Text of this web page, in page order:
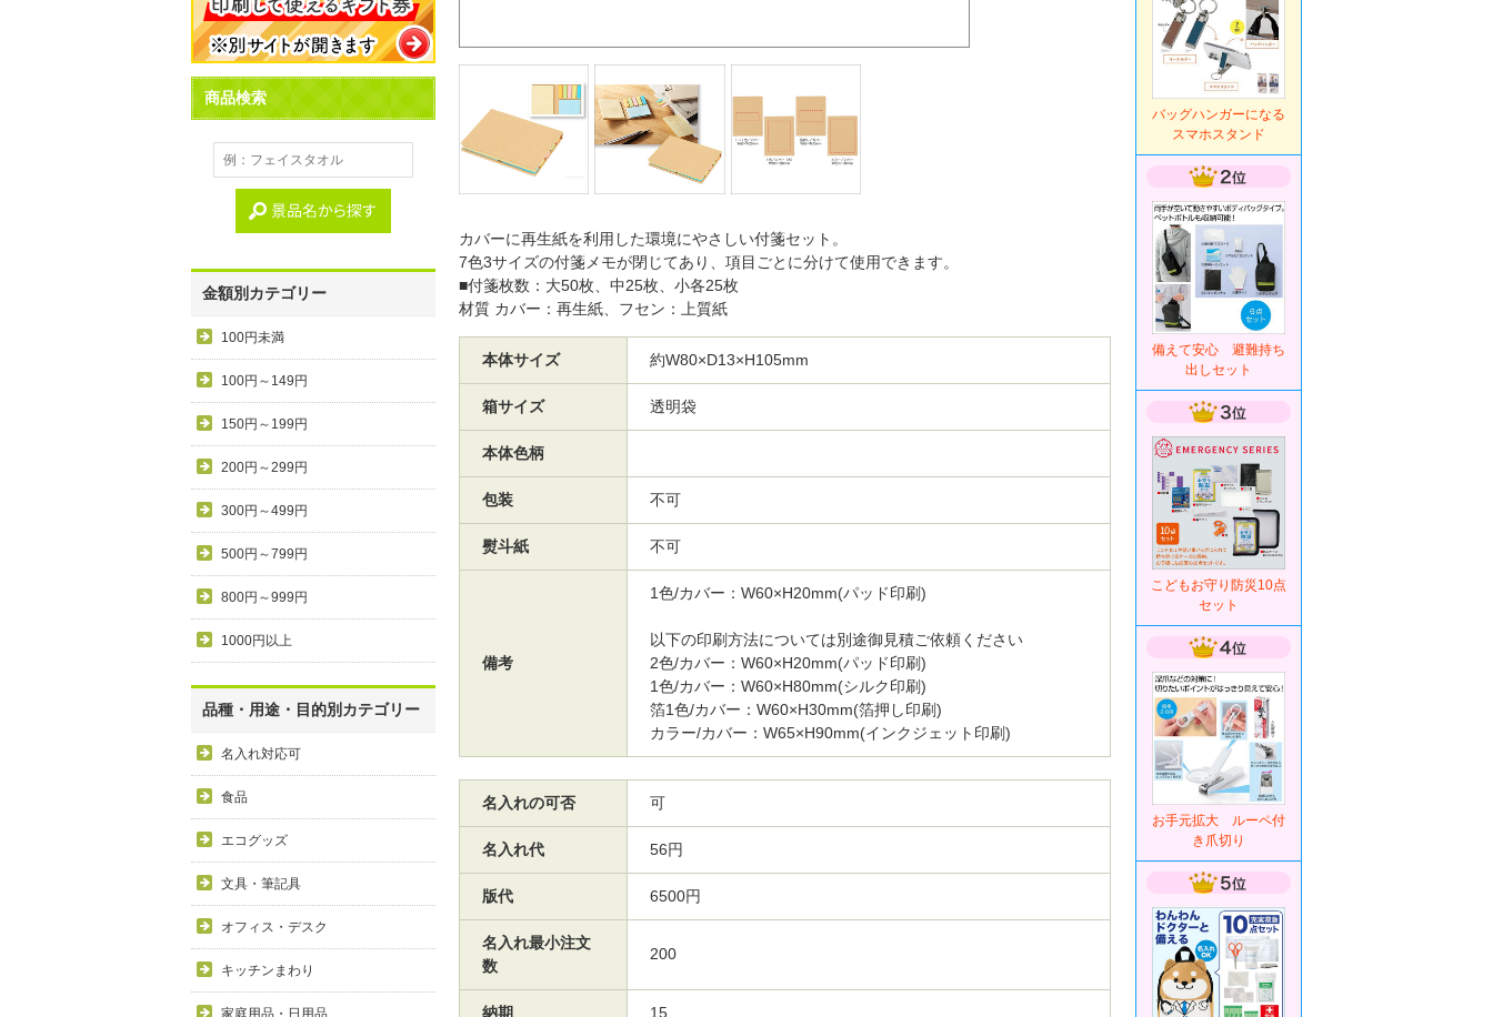
商品検索
金額別カテゴリー
100円未満
100円～149円
150円～199円
200円～299円
300円～499円
500円～799円
800円～999円
1000円以上
品種・用途・目的別カテゴリー
名入れ対応可
食品
エコグッズ
文具・筆記具
オフィス・デスク
キッチンまわり
家庭用品・日用品
カバーに再生紙を利用した環境にやさしい付箋セット。
7色3サイズの付箋メモが閉じてあり、項目ごとに分けて使用できます。
■付箋枚数：大50枚、中25枚、小各25枚
材質 カバー：再生紙、フセン：上質紙
本体サイズ 約W80×D13×H105mm
箱サイズ 透明袋
本体色柄
包装 不可
熨斗紙 不可
備考
1色/カバー：W60×H20mm(パッド印刷)
以下の印刷方法については別途御見積ご依頼ください
2色/カバー：W60×H20mm(パッド印刷)
1色/カバー：W60×H80mm(シルク印刷)
箔1色/カバー：W60×H30mm(箔押し印刷)
カラー/カバー：W65×H90mm(インクジェット印刷)
名入れの可否 可
名入れ代 56円
版代 6500円
名入れ最小注文
数
200
納期 15
バッグハンガーになる
スマホスタンド
備えて安心 避難持ち
出しセット
こどもお守り防災10点
セット
お手元拡大 ルーペ付
き爪切り